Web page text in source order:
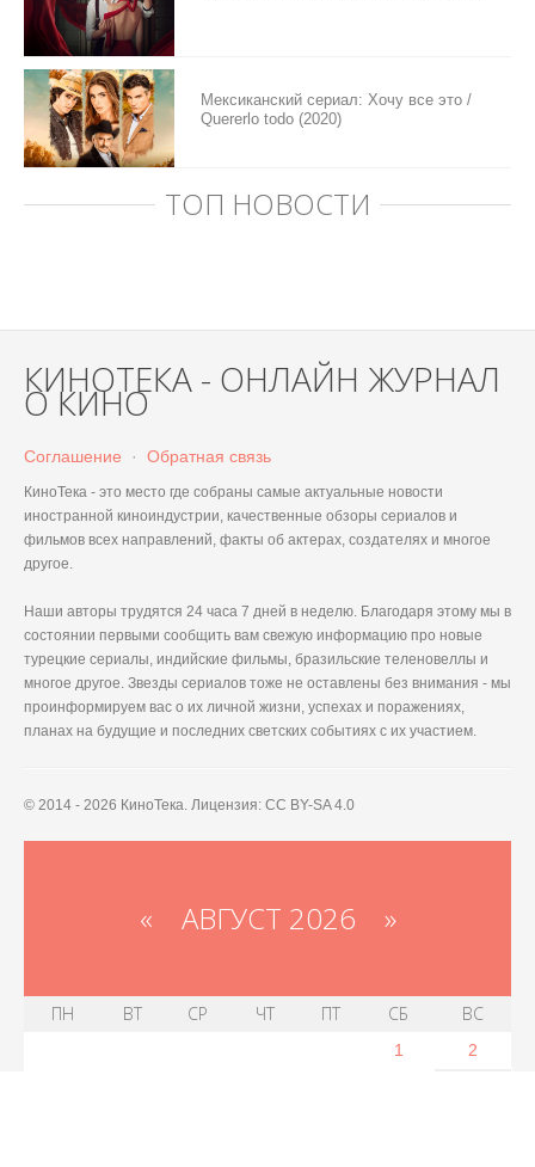
Мексиканский сериал: Хочу все это /
Quererlo todo (2020)
ТОП НОВОСТИ
КИНОТЕКА - ОНЛАЙН ЖУРНАЛ
О КИНО
Соглашение · Обратная связь
КиноТека - это место где собраны самые актуальные новости
иностранной киноиндустрии, качественные обзоры сериалов и
фильмов всех направлений, факты об актерах, создателях и многое
другое.
Наши авторы трудятся 24 часа 7 дней в неделю. Благодаря этому мы в
состоянии первыми сообщить вам свежую информацию про новые
турецкие сериалы, индийские фильмы, бразильские теленовеллы и
многое другое. Звезды сериалов тоже не оставлены без внимания - мы
проинформируем вас о их личной жизни, успехах и поражениях,
планах на будущие и последних светских событиях с их участием.
© 2014 - 2026 КиноТека. Лицензия: CC BY-SA 4.0
« АВГУСТ 2026 »
ПН ВТ СР ЧТ ПТ СБ ВС
1
2